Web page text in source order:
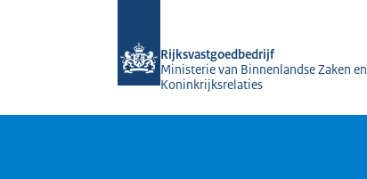
Rijksvastgoedbedrijf
Ministerie van Binnenlandse Zaken en
Koninkrijksrelaties